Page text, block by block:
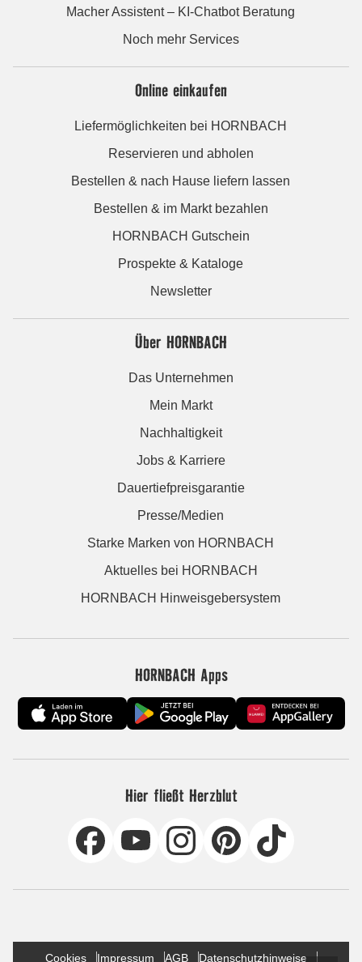
Macher Assistent – KI-Chatbot Beratung
Noch mehr Services
Online einkaufen
Liefermöglichkeiten bei HORNBACH
Reservieren und abholen
Bestellen & nach Hause liefern lassen
Bestellen & im Markt bezahlen
HORNBACH Gutschein
Prospekte & Kataloge
Newsletter
Über HORNBACH
Das Unternehmen
Mein Markt
Nachhaltigkeit
Jobs & Karriere
Dauertiefpreisgarantie
Presse/Medien
Starke Marken von HORNBACH
Aktuelles bei HORNBACH
HORNBACH Hinweisgebersystem
HORNBACH Apps
Hier fließt Herzblut
Cookies Impressum AGB Datenschutzhinweise